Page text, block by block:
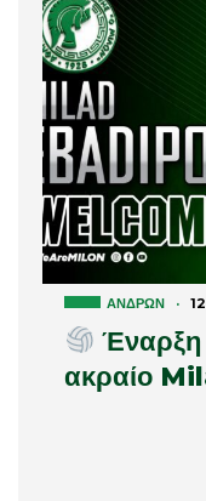
ΑΝΔΡΏΝ ·
Έναρξη
ακραίο